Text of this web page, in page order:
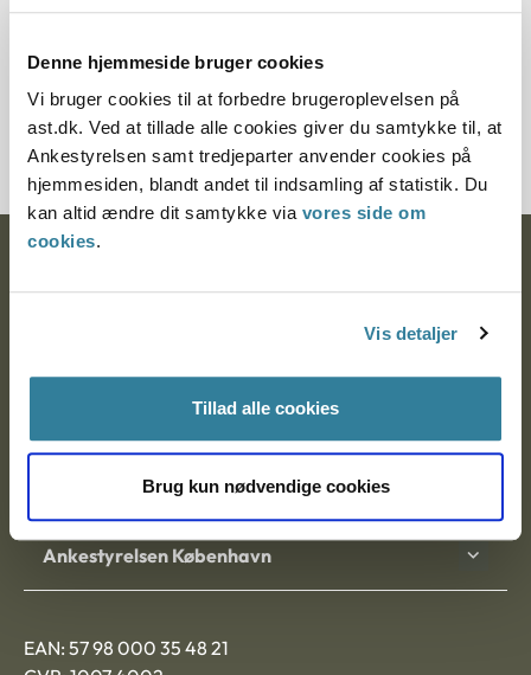
Denne hjemmeside bruger cookies
Vi bruger cookies til at forbedre brugeroplevelsen på
ast.dk. Ved at tillade alle cookies giver du samtykke til, at
Ankestyrelsen samt tredjeparter anvender cookies på
hjemmesiden, blandt andet til indsamling af statistik. Du
kan altid ændre dit samtykke via vores side om
cookies.
Vis detaljer
Tillad alle cookies
Brug kun nødvendige cookies
adoptanter. Samrådets afslag var begrundet i
ansøgerindens helbredsmæssige forhold. Det fremgik af
sagen, at ansøgerinden fik en depression i 2005, som hun
var medicineret for
Ankestyrelsen Aalborg
Ankestyrelsen København
EAN: 57 98 000 35 48 21